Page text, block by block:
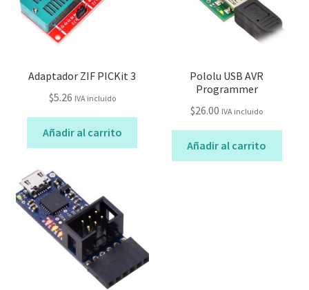
Adaptador ZIF PICKit 3
$5.26 IVA incluido
Añadir al carrito
Pololu USB AVR
Programmer
$26.00 IVA incluido
Añadir al carrito